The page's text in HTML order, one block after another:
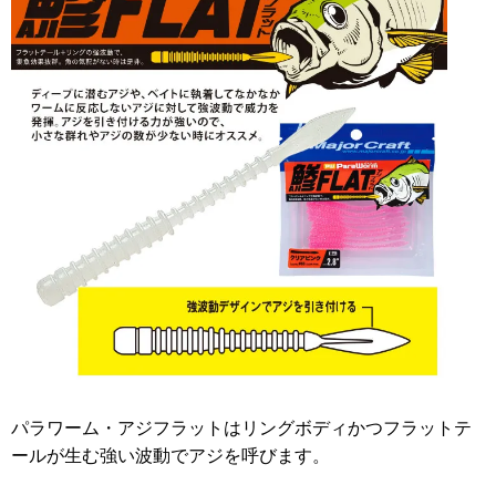
パラワーム・アジフラットはリングボディかつフラットテ
ールが生む強い波動でアジを呼びます。